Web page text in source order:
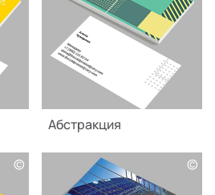
Абстракция
© ©